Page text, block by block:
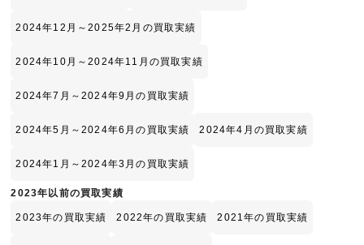
2024年12月～2025年2月の買取実績
2024年10月～2024年11月の買取実績
2024年7月～2024年9月の買取実績
2024年5月～2024年6月の買取実績 2024年4月の買取実績
2024年1月～2024年3月の買取実績
2023年以前の買取実績
2023年の買取実績 2022年の買取実績 2021年の買取実績